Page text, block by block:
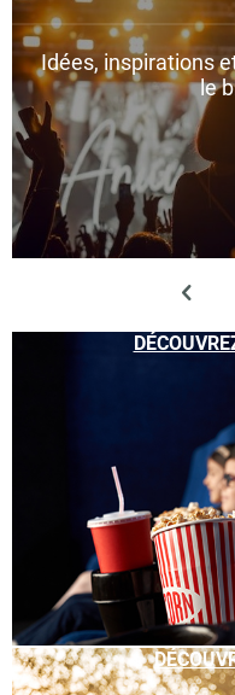
Idées, inspirations
le